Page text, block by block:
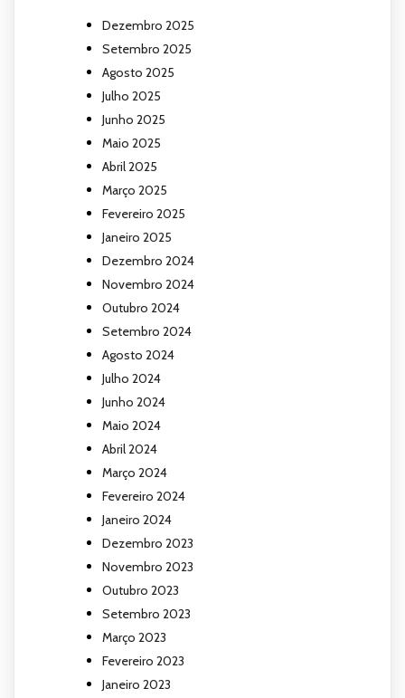
Dezembro 2025
Setembro 2025
Agosto 2025
Julho 2025
Junho 2025
Maio 2025
Abril 2025
Março 2025
Fevereiro 2025
Janeiro 2025
Dezembro 2024
Novembro 2024
Outubro 2024
Setembro 2024
Agosto 2024
Julho 2024
Junho 2024
Maio 2024
Abril 2024
Março 2024
Fevereiro 2024
Janeiro 2024
Dezembro 2023
Novembro 2023
Outubro 2023
Setembro 2023
Março 2023
Fevereiro 2023
Janeiro 2023